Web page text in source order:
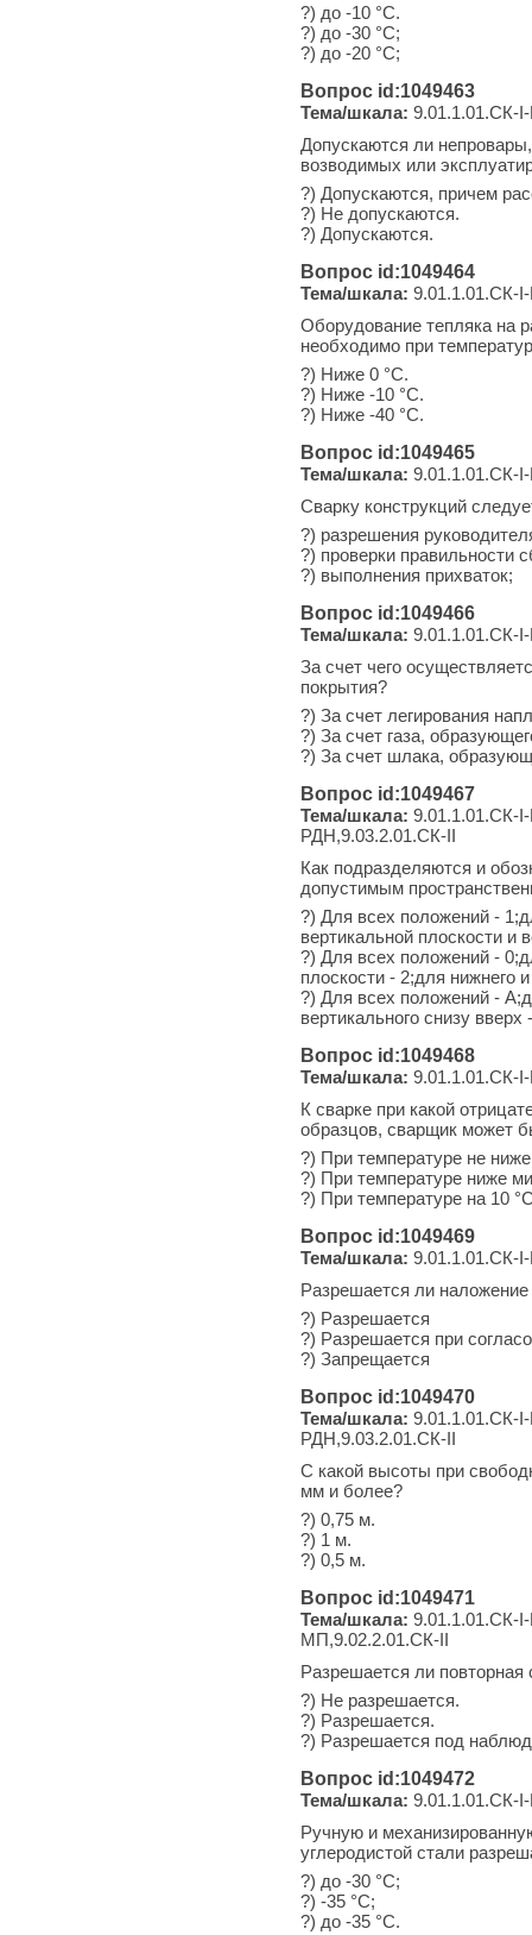
?) до -10 °С.
?) до -30 °С;
?) до -20 °С;
Вопрос id:1049463
Тема/шкала: 9.01.1.01.СК-
Допускаются ли
возводимых или
?) Допускаются, причем
?) Не допускаются.
?) Допускаются.
Вопрос id:1049464
Тема/шкала: 9.01.1.01.СК-
Оборудование тепляка на
необходимо при
?) Ниже 0 °С.
?) Ниже -10 °С.
?) Ниже -40 °С.
Вопрос id:1049465
Тема/шкала: 9.01.1.01.СК-
Сварку конструкций
?) разрешения
?) проверки правильности
?) выполнения прихваток;
Вопрос id:1049466
Тема/шкала: 9.01.1.01.СК-
За счет чего
покрытия?
?) За счет легирования
?) За счет газа,
?) За счет шлака,
Вопрос id:1049467
Тема/шкала: 9.01.1.01.СК-
РДН,9.03.2.01.СК-II
Как подразделяются и
допустимым
?) Для всех положений -
вертикальной плоскости и
?) Для всех положений -
плоскости - 2;для нижнего
?) Для всех положений -
вертикального снизу вверх
Вопрос id:1049468
Тема/шкала: 9.01.1.01.СК-
К сварке при какой
образцов, сварщик может
?) При температуре не
?) При температуре ниже
?) При температуре на 10
Вопрос id:1049469
Тема/шкала: 9.01.1.01.СК-
Разрешается ли
?) Разрешается
?) Разрешается при
?) Запрещается
Вопрос id:1049470
Тема/шкала: 9.01.1.01.СК-
РДН,9.03.2.01.СК-II
С какой высоты при
мм и более?
?) 0,75 м.
?) 1 м.
?) 0,5 м.
Вопрос id:1049471
Тема/шкала: 9.01.1.01.СК-
МП,9.02.2.01.СК-II
Разрешается ли повторная
?) Не разрешается.
?) Разрешается.
?) Разрешается под
Вопрос id:1049472
Тема/шкала: 9.01.1.01.СК-
Ручную и
углеродистой стали
?) до -30 °С;
?) -35 °С;
?) до -35 °С.